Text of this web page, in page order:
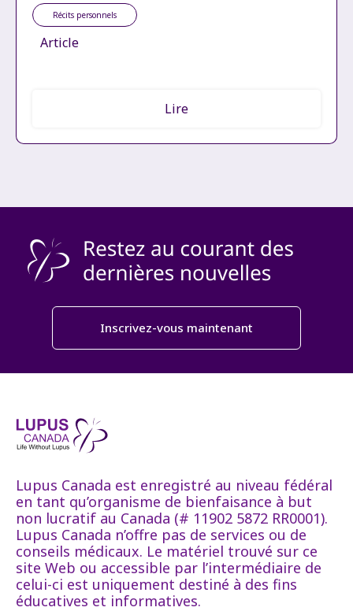
Récits personnels
Article
Lire
Inscrivez-vous maintenant
Lupus Canada est enregistré au niveau fédéral
en tant qu’organisme de bienfaisance à but
non lucratif au Canada (# 11902 5872 RR0001).
Lupus Canada n’offre pas de services ou de
conseils médicaux. Le matériel trouvé sur ce
site Web ou accessible par l’intermédiaire de
celui-ci est uniquement destiné à des fins
éducatives et informatives.